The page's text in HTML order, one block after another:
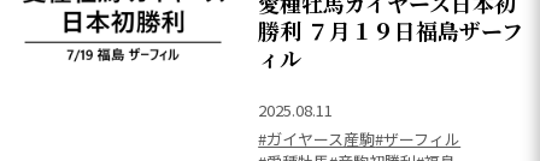
勝利 ７月１９日福島ザーフ
ィル
2025.08.11
#ガイヤース産駒#ザーフィル